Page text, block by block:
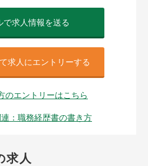
で求人情報を送る
求人にエントリーする
のエントリーはこちら
：職務経歴書の書き方
求人